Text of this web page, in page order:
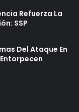
Refuerza La
SSP
Del Ataque En